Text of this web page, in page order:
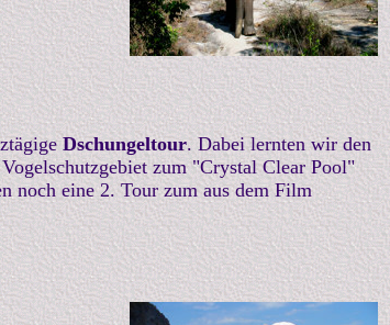
Dschungeltour. Dabei lernten wir den
zum "Crystal Clear Pool"
noch eine 2. Tour zum aus dem Film